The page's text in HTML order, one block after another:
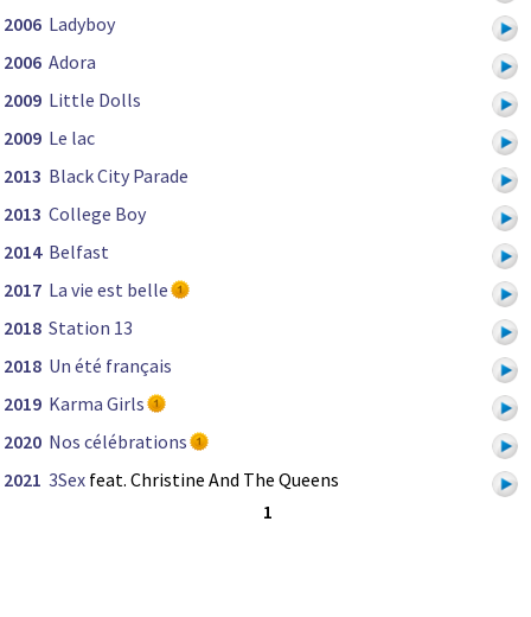
2006 Ladyboy
2006 Adora
2009 Little Dolls
2009 Le lac
2013 Black City Parade
2013 College Boy
2014 Belfast
2017 La vie est belle
2018 Station 13
2018 Un été français
2019 Karma Girls
2020 Nos célébrations
2021 3Sex feat. Christine And The Queens
1